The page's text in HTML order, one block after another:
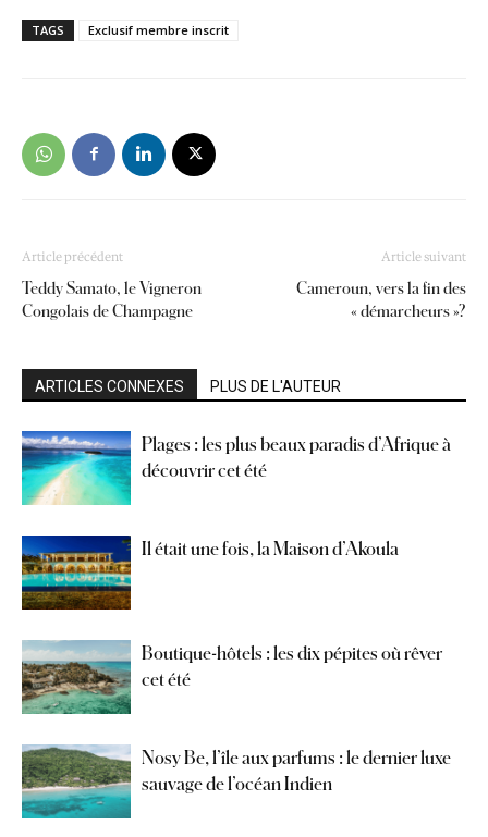
TAGS Exclusif membre inscrit
Article précédent
Teddy Samato, le Vigneron
Congolais de Champagne
Article suivant
Cameroun, vers la fin des
« démarcheurs »?
ARTICLES CONNEXES PLUS DE L'AUTEUR
Plages : les plus beaux paradis d’Afrique à
découvrir cet été
Il était une fois, la Maison d’Akoula
Boutique-hôtels : les dix pépites où rêver
cet été
Nosy Be, l’île aux parfums : le dernier luxe
sauvage de l’océan Indien